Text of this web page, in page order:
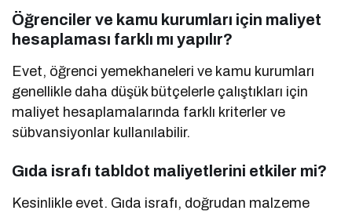
Öğrenciler ve kamu kurumları için maliyet
hesaplaması farklı mı yapılır?
Evet, öğrenci yemekhaneleri ve kamu kurumları
genellikle daha düşük bütçelerle çalıştıkları için
maliyet hesaplamalarında farklı kriterler ve
sübvansiyonlar kullanılabilir.
Gıda israfı tabldot maliyetlerini etkiler mi?
Kesinlikle evet. Gıda israfı, doğrudan malzeme